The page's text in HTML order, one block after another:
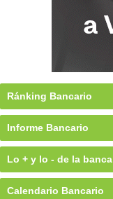
Ránking Bancario
Informe Bancario
Lo + y lo - de la banca
Calendario Bancario